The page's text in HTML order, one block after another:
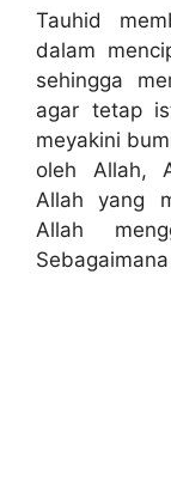
Tauhid
dalam
sehingga
agar tetap
meyakini
oleh Allah,
Allah yang
Allah